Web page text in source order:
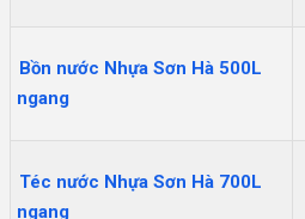
Bồn nước Nhựa Sơn Hà 500L
ngang
Téc nước Nhựa Sơn Hà 700L
ngang